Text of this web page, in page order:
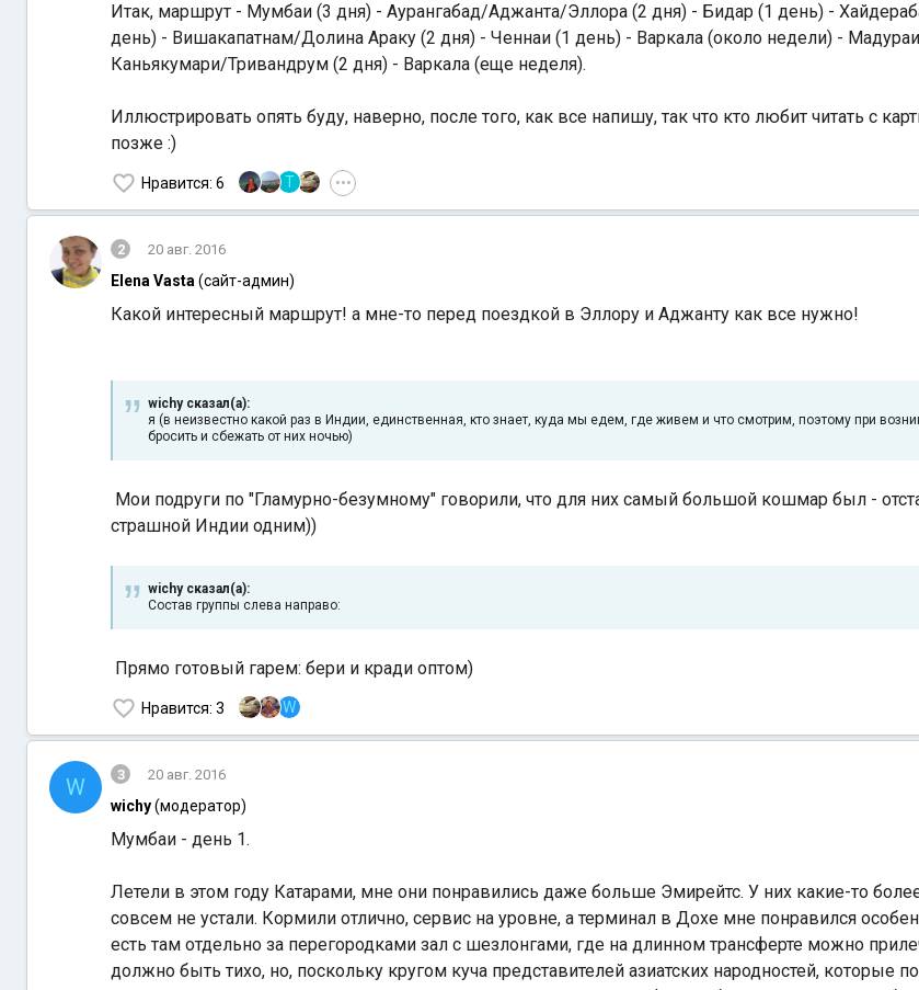
Итак, маршрут - Мумбаи (3 дня) - Аурангабад/Аджанта/Эллора (2 дня) - Бидар (1 день) -
день) - Вишакапатнам/Долина Араку (2 дня) - Ченнаи (1 день) - Варкала (около недели) -
Каньякумари/Тривандрум (2 дня) - Варкала (еще неделя).
Иллюстрировать опять буду, наверно, после того, как все напишу, так что кто любит читать с
позже :)
Нравится: 6 Т •••
2 20 авг. 2016
Elena Vasta (сайт-админ)
Какой интересный маршрут! а мне-то перед поездкой в Эллору и Аджанту как все нужно!
wichy сказал(а):
я (в неизвестно какой раз в Индии, единственная, кто знает, куда мы едем, где живем и что смотрим, поэтому при
бросить и сбежать от них ночью)
Мои подруги по "Гламурно-безумному" говорили, что для них самый большой кошмар был -
страшной Индии одним))
wichy сказал(а):
Состав группы слева направо:
Прямо готовый гарем: бери и кради оптом)
Нравится: 3 W
W 3 20 авг. 2016
wichy(модератор)
Мумбаи - день 1.
Летели в этом году Катарами, мне они понравились даже больше Эмирейтс. У них какие-то
совсем не устали. Кормили отлично, сервис на уровне, а терминал в Дохе мне понравился
есть там отдельно за перегородками зал с шезлонгами, где на длинном трансферте можно
должно быть тихо, но, поскольку кругом куча представителей азиатских народностей, которые